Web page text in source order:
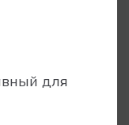
для